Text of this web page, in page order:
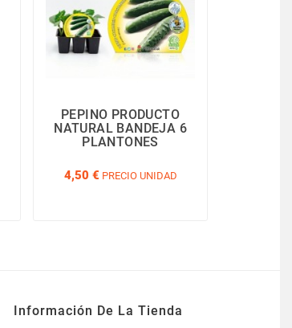
PEPINO PRODUCTO
NATURAL BANDEJA 6
PLANTONES
4,50 € PRECIO UNIDAD
Información De La Tienda